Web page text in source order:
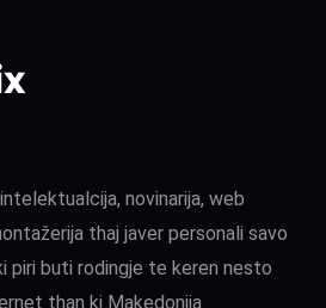
novinarija, web
thaj javer personali savo
piri buti rodingje te keren nesto
than ki Makedonija.